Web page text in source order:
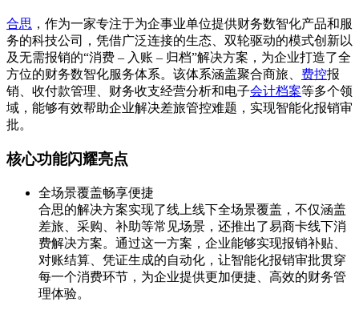
合思 ，作为一家专注于为企事业单位提供财务数智化产品和服
务的科技公司，凭借广泛连接的生态、双轮驱动的模式创新以
及无需报销的“消费 – 入账 – 归档”解决方案，为企业打造了全
方位的财务数智化服务体系。该体系涵盖聚合商旅、 费控报
销、收付款管理、财务收支经营分析和电子会计档案等多个领
域，能够有效帮助企业解决差旅管控难题，实现智能化报销审
批。
核心功能闪耀亮点
全场景覆盖畅享便捷
合思的解决方案实现了线上线下全场景覆盖，不仅涵盖
差旅、采购、补助等常见场景，还推出了易商卡线下消
费解决方案。通过这一方案，企业能够实现报销补贴、
对账结算、凭证生成的自动化，让智能化报销审批贯穿
每一个消费环节，为企业提供更加便捷、高效的财务管
理体验。